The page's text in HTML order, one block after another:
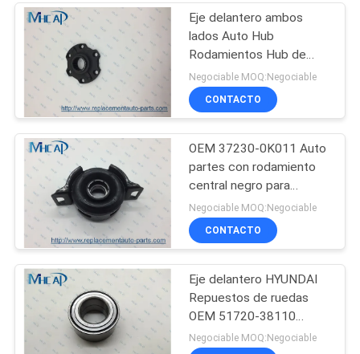
Zapatas de freno
autos
Piezas del sensor
Eje delantero ambos
lados Auto Hub
Rodamientos Hub de
ruedas OEM 43421-
60013 973393
Negociable MOQ:Negociable
CONTACTO
OEM 37230-0K011 Auto
partes con rodamiento
central negro para
Toyota Hilux
Negociable MOQ:Negociable
CONTACTO
Eje delantero HYUNDAI
Repuestos de ruedas
OEM 51720-38110
MB633429
Negociable MOQ:Negociable